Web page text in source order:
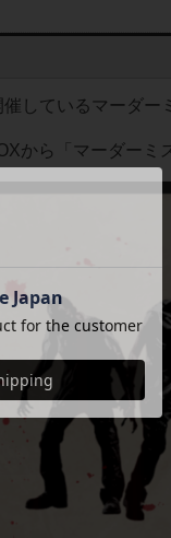
しているマーダー
から「マーダー